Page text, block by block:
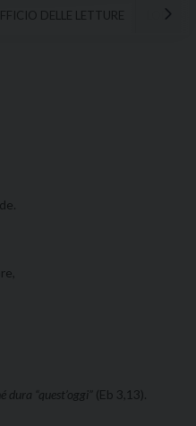
DELLE LETTURE LODI
“quest’oggi” (Eb 3,13).